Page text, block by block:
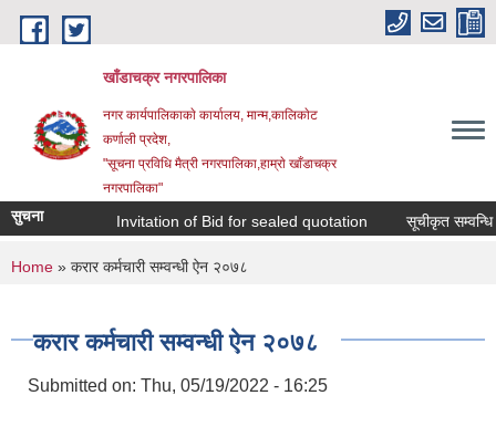
Skip to main content
खाँडाचक्र नगरपालिका
नगर कार्यपालिकाकाे कार्यालय, मान्म,कालिकाेट
क‍र्णाली प्रदेश,
"सूचना प्रविधि मैत्री नगरपालिका,हाम्राे खाँडाचक्र
नगरपालिका"
सुचना Invitation of Bid for sealed quotation सूचीकृत सम्वन्धि
You are here
Home » करार कर्मचारी सम्वन्धी ऐन २०७८
करार कर्मचारी सम्वन्धी ऐन २०७८
Submitted on: Thu, 05/19/2022 - 16:25